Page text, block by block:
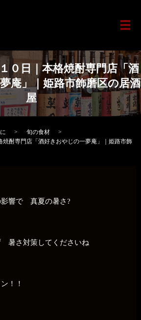
メ
０日｜本格焼酎専門店「酒
庵」｜姫路市飾磨区の居酒
屋
旬の食材
焼酎専門店「酒好きおやじの一夢庵」｜姫路市飾
響で 真夏の暑さ?
暑さ対策してくださいね
！！